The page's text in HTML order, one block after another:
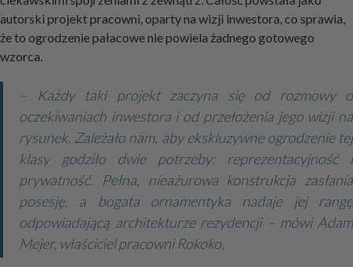
autorski projekt pracowni, oparty na wizji inwestora, co sprawia,
że to ogrodzenie pałacowe nie powiela żadnego gotowego
wzorca.
– Każdy taki projekt zaczyna się od rozmowy o
oczekiwaniach inwestora i od przełożenia jego wizji na
rysunek. Zależało nam, aby ekskluzywne ogrodzenie tej
klasy godziło dwie potrzeby: reprezentacyjność i
prywatność. Pełna, nieażurowa konstrukcja zasłania
posesję, a bogata ornamentyka nadaje jej rangę
odpowiadającą architekturze rezydencji – mówi Adam
Mejer, właściciel pracowni Rokoko.